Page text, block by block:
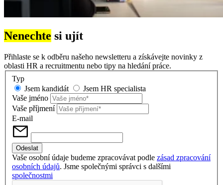
Nenechte si ujít
Přihlaste se k odběru našeho newsletteru a získávejte novinky z
oblasti HR a recruitmentu nebo tipy na hledání práce.
Typ
Jsem kandidát
Jsem HR specialista
Vaše jméno
Vaše příjmení
E-mail
Vaše osobní údaje budeme zpracovávat podle zásad zpracování
osobních údajů
. Jsme společnými správci s dalšími
společnostmi